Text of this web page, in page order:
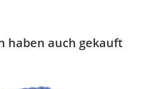
haben auch gekauft